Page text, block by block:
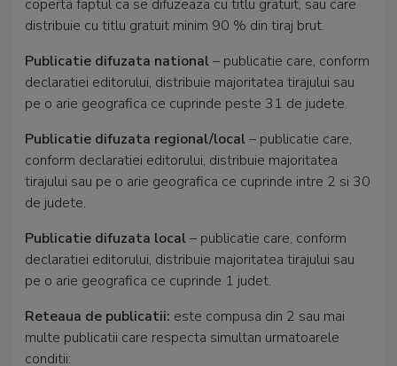
coperta faptul ca se difuzeaza cu titlu gratuit, sau care
distribuie cu titlu gratuit minim 90 % din tiraj brut.
Publicatie difuzata national– publicatie care, conform
declaratiei editorului, distribuie majoritatea tirajului sau
pe o arie geografica ce cuprinde peste 31 de judete.
Publicatie difuzata regional/local– publicatie care,
conform declaratiei editorului, distribuie majoritatea
tirajului sau pe o arie geografica ce cuprinde intre 2 si 30
de judete.
Publicatie difuzata local– publicatie care, conform
declaratiei editorului, distribuie majoritatea tirajului sau
pe o arie geografica ce cuprinde 1 judet.
Reteaua de publicatii: este compusa din 2 sau mai
multe publicatii care respecta simultan urmatoarele
conditii: